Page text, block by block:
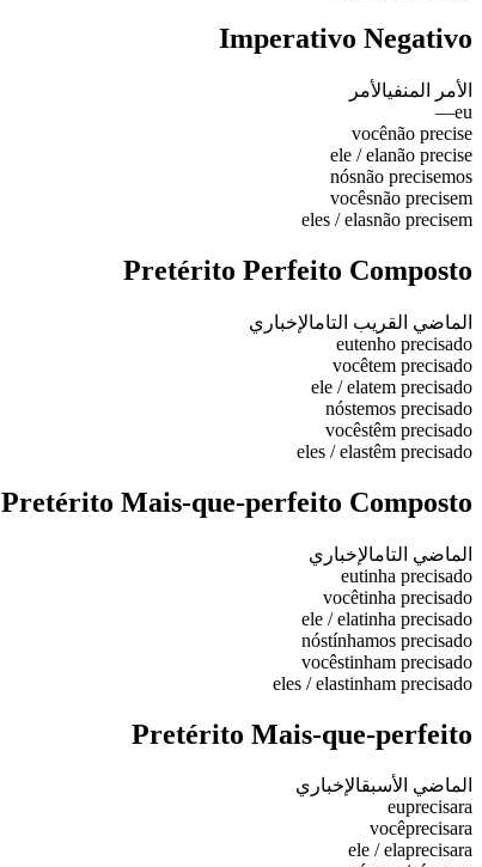
Imperativo Negativo
الأمر المنفيالأمر
eu
—
vocênão precise
ele / elanão precise
nósnão precisemos
vocêsnão precisem
eles / elasnão precisem
Pretérito Perfeito Composto
الماضي القريب التامالإخباري
eutenho precisado
vocêtem precisado
ele / elatem precisado
nóstemos precisado
vocêstêm precisado
eles / elastêm precisado
Pretérito Mais-que-perfeito Composto
الماضي التامالإخباري
eutinha precisado
vocêtinha precisado
ele / elatinha precisado
nóstínhamos precisado
vocêstinham precisado
eles / elastinham precisado
Pretérito Mais-que-perfeito
الماضي الأسبقالإخباري
euprecisara
vocêprecisara
ele / elaprecisara